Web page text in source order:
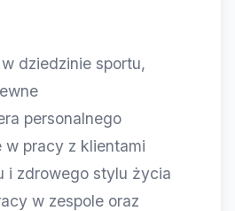
dziedzinie sportu,
personalnego
w pracy z klientami
i zdrowego stylu życia
w zespole oraz